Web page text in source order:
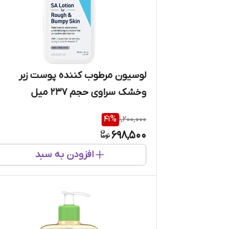
لوسیون مرطوب کننده پوست زبر
وخشک سراوی حجم 237 میل
1,200,000
41%
698,500
افزودن به سبد